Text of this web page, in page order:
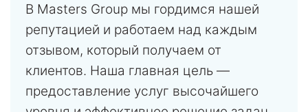
В Masters Group мы гордимся нашей
репутацией и работаем над каждым
отзывом, который получаем от
клиентов. Наша главная цель —
предоставление услуг высочайшего